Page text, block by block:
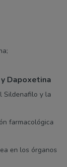
Dapoxetina
Sildenafilo y la
farmacológica
en los órganos